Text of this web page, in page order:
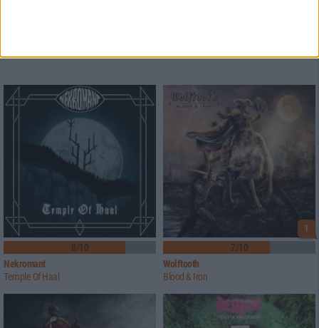
8/10
Nekromant
Temple Of Haal
1
7/10
Wolftooth
Blood & Iron